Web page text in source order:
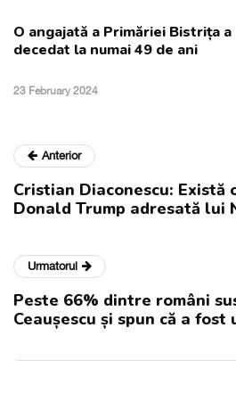
O angajată a Primăriei Bistrița a
decedat la numai 49 de ani
23 February 2024
Anterior
Cristian Diaconescu:
Donald Trump adresată lui
Urmatorul
Peste 66% dintre români
Ceaușescu și spun că a fost